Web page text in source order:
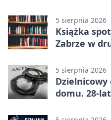
5 sierpnia 2026
Książka
Zabrze w
5 sierpnia 2026
Dzielnicowy
domu. 28-